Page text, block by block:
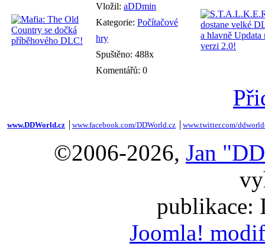
Vložil: aDDmin
Kategorie: Počítačové
hry
Spuštěno: 488x
Komentářů: 0
www.DDWorld.cz www.facebook.com/DDWorld.cz www.twitter.com/
©2006-2026, Jan
publikace:
Joomla!